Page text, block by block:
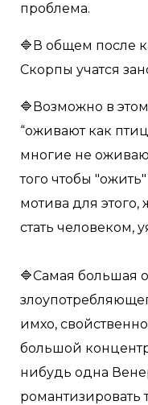
проблема.
🔷В общем после
Скорпы учатся
🔷Возможно в
“оживают как
многие не
того чтобы
мотива для
стать человеком,
🔷Самая большая
имхо,
большой
нибудь одна
романтизировать